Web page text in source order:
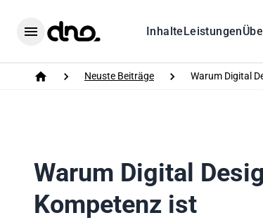
Menu
Home InhalteLeistungen
Neuste Beiträge Warum Digital
Warum Digital
Kompetenz ist